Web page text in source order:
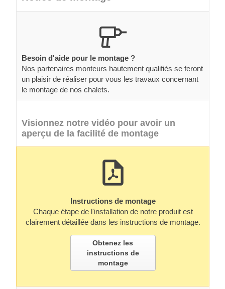
Besoin d'aide pour le montage ?
Nos partenaires monteurs hautement qualifiés se feront
un plaisir de réaliser pour vous les travaux concernant
le montage de nos chalets.
Visionnez notre vidéo pour avoir un
aperçu de la facilité de montage
Instructions de montage
Chaque étape de l'installation de notre produit est
clairement détaillée dans les instructions de montage.
Obtenez les
instructions de
montage